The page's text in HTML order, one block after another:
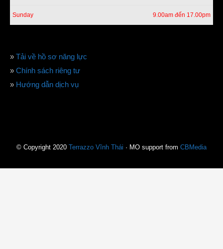
Sunday 9.00am đến 17.00pm
» Tải về hồ sơ năng lực
» Chính sách riêng tư
» Hướng dẫn dịch vụ
© Copyright 2020 Terrazzo Vĩnh Thái · MO support from CBMedia